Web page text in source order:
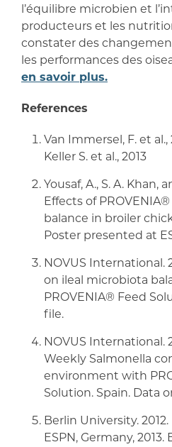
l’équilibre microbien et
producteurs et les
constater des
les performances des
en savoir plus.
References
Van Immersel, F. et
Keller S. et al., 2013​
Yousaf, A., S. A. Khan,
Effects of
balance in broiler
Poster presented at
NOVUS International.
on ileal microbiota
PROVENIA® Feed
file.
NOVUS International.
Weekly Salmonella
environment with
Solution. Spain. Data
Berlin University.
ESPN, Germany,